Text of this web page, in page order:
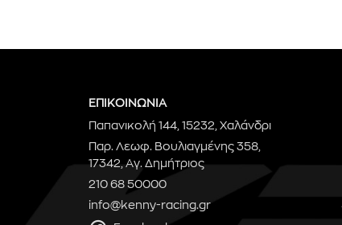
ΕΠΙΚΟΙΝΩΝΙΑ
Παπανικολή 144, 15232, Χαλάνδρι
Παρ. Λεωφ. Βουλιαγμένης 358,
17342, Αγ. Δημήτριος
210 68 50000
info@kenny-racing.gr